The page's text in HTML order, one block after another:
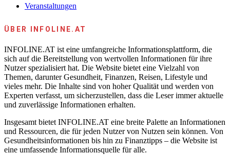
Veranstaltungen
ÜBER INFOLINE.AT
INFOLINE.AT ist eine umfangreiche Informationsplattform, die
sich auf die Bereitstellung von wertvollen Informationen für ihre
Nutzer spezialisiert hat. Die Website bietet eine Vielzahl von
Themen, darunter Gesundheit, Finanzen, Reisen, Lifestyle und
vieles mehr. Die Inhalte sind von hoher Qualität und werden von
Experten verfasst, um sicherzustellen, dass die Leser immer aktuelle
und zuverlässige Informationen erhalten.
Insgesamt bietet INFOLINE.AT eine breite Palette an Informationen
und Ressourcen, die für jeden Nutzer von Nutzen sein können. Von
Gesundheitsinformationen bis hin zu Finanztipps – die Website ist
eine umfassende Informationsquelle für alle.